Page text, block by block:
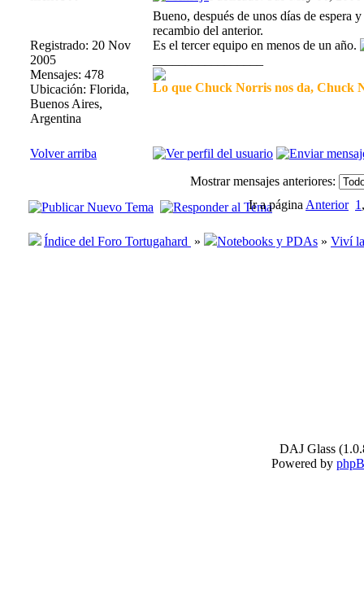
Registrado: 20 Nov
2005
Mensajes: 478
Ubicación: Florida,
Buenos Aires,
Argentina
Bueno, después de unos días de
recambio del anterior.
Es el tercer equipo en menos de un año.
Lo que Chuck Norris nos da, Chuck
Volver arriba
Mostrar mensajes anteriores:
Ir a página Anterior 1
Índice del Foro Tortugahard » Notebooks y PDAs » Viví
DAJ Glass
Powered by